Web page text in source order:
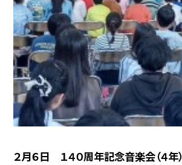
２月６日 １４０周年記念音楽会（４年）